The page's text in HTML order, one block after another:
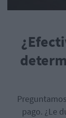
pago. ¿Le